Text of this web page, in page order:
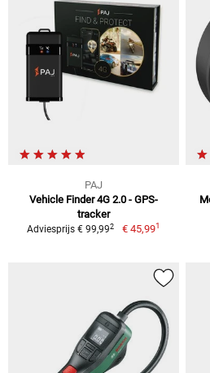
PAJ
Vehicle Finder 4G 2.0 - GPS-
tracker
Adviesprijs € 99,992 € 45,991